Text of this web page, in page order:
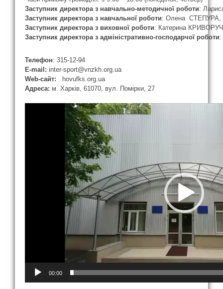
Заступник директора з навчально-методичної роботи:
Заступник директора з навчальної роботи: Олена СТЕПУРА,
Заступник директора з виховної роботи: Катерина
Заступник директора з адміністративно-господарчої роботи:
Телефон: 315-12-94
E-mail: inter-sport@vnzkh.org.ua
Web-сайт:
hovufks.org.ua
Адреса: м. Харків, 61070, вул. Помірки, 27
Відеопрогравач
00:00